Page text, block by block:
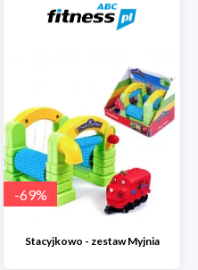
-69%
Stacyjkowo - zestaw Myjnia